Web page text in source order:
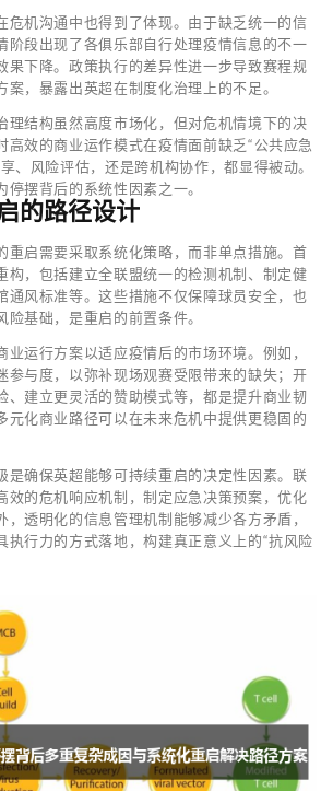
危机沟通中也得到了体现。由于缺乏统一的信
阶段出现了各俱乐部自行处理疫情信息的不一
果下降。政策执行的差异性进一步导致赛程规
案，暴露出英超在制度化治理上的不足。
理结构虽然高度市场化，但对危机情境下的决
高效的商业运作模式在疫情面前缺乏“公共应急
、风险评估，还是跨机构协作，都显得被动。
摆背后的系统性因素之一。
的路径设计
重启需要采取系统化策略，而非单点措施。首
构，包括建立全联盟统一的检测机制、制定健
通风标准等。这些措施不仅保障球员安全，也
险基础，是重启的前置条件。
业运行方案以适应疫情后的市场环境。例如，
参与度，以弥补现场观赛受限带来的缺失；开
、建立更灵活的赞助模式等，都是提升商业韧
元化商业路径可以在未来危机中提供更稳固的
是确保英超能够可持续重启的决定性因素。联
效的危机响应机制，制定应急决策预案，优化
，透明化的信息管理机制能够减少各方矛盾，
执行力的方式落地，构建真正意义上的“抗风险